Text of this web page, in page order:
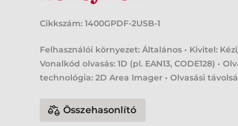
Cikkszám: 1400GPDF-2USB-1
Felhasználói környezet: Általános • Kivitel:
Vonalkód olvasás: 1D (pl. EAN13, CODE128) •
technológia: 2D Area Imager • Olvasási
Összehasonlító